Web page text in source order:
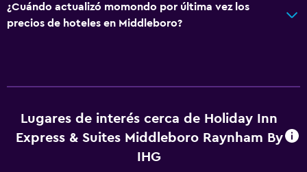
Zona de trabajo
Tienda de regalos
Golf
¿Cuándo actualizó momondo por última vez los
precios de hoteles en Middleboro?
Lugares de interés cerca de Holiday Inn
Express & Suites Middleboro Raynham By
IHG